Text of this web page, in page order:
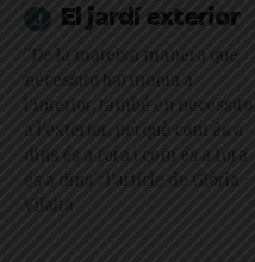
El jardí exterior
"De la mateixa manera que
necessito harmonia a
l’interior, també en necessito
a l’exterior, perquè com és a
dins és a fora i com és a fora
és a dins": l'article de Glòria
Vilalta